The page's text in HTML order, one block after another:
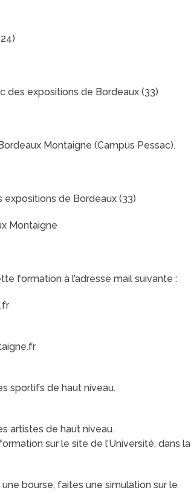
des expositions de Bordeaux (33)
Montaigne (Campus Pessac).
expositions de Bordeaux (33)
Montaigne
formation à l’adresse mail suivante :
sportifs de haut niveau.
artistes de haut niveau.
sur le site de l’Université, dans la
bourse, faites une simulation sur le